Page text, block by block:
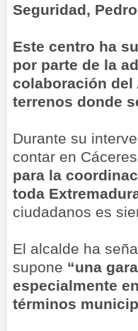
Seguridad,
Este centro ha
por parte de la
colaboración del
terrenos donde
Durante su
contar en
para la
toda
ciudadanos es
El alcalde ha
supone “una
especialmente
términos